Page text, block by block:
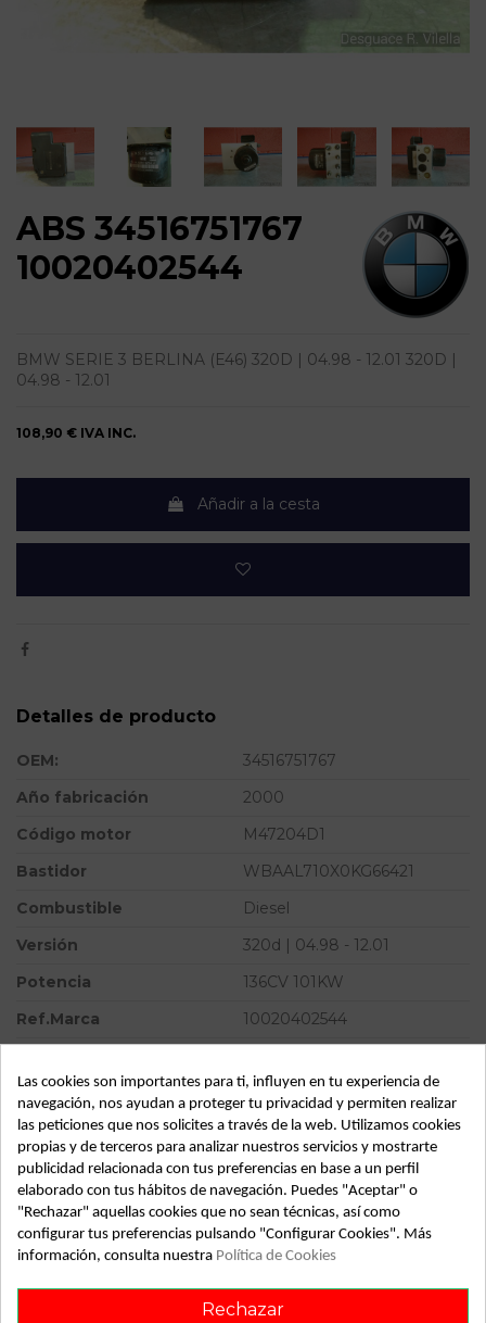
ABS 34516751767
10020402544
BMW SERIE 3 BERLINA (E46) 320D | 04.98 - 12.01 320D |
04.98 - 12.01
108,90 € IVA INC.
Añadir a la cesta
Detalles de producto
OEM:
34516751767
Año fabricación
2000
Código motor
M47204D1
Bastidor
WBAAL710X0KG66421
Combustible
Diesel
Versión
320d | 04.98 - 12.01
Potencia
136CV 101KW
Ref.Marca
10020402544
| 04.98 - 12.01
Almacén
49349
SubAlmacén
383
SubSubAlmacén
100029801
ID: 220011
Fecha disponible: 2022-04-06
Las cookies son importantes para ti, influyen en tu experiencia de
navegación, nos ayudan a proteger tu privacidad y permiten realizar
las peticiones que nos solicites a través de la web. Utilizamos cookies
propias y de terceros para analizar nuestros servicios y mostrarte
publicidad relacionada con tus preferencias en base a un perfil
elaborado con tus hábitos de navegación. Puedes "Aceptar" o
"Rechazar" aquellas cookies que no sean técnicas, así como
configurar tus preferencias pulsando "Configurar Cookies". Más
información, consulta nuestra Política de Cookies
Rechazar